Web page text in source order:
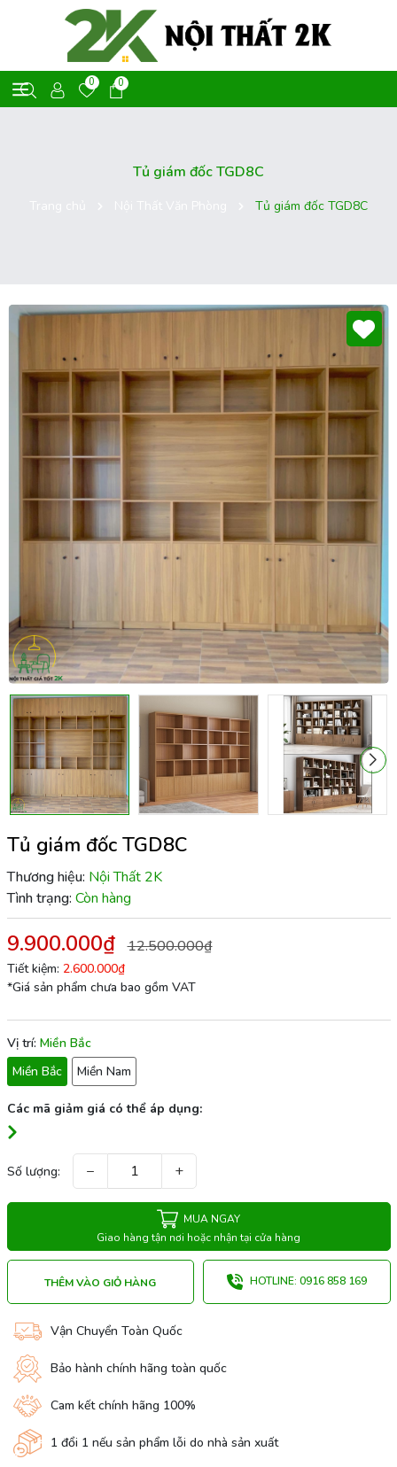
0 0
Tủ giám đốc TGD8C
Tủ giám đốc TGD8C
Tủ giám đốc TGD8C
Thương hiệu: Nội Thất 2K
Tình trạng: Còn hàng
9.900.000₫ 12.500.000₫
Tiết kiệm: 2.600.000₫
*Giá sản phẩm chưa bao gồm VAT
Vị trí: Miền Bắc
Miền Bắc
Miền Nam
Các mã giảm giá có thể áp dụng:
Số lượng: − +
MUA NGAY
Giao hàng tận nơi hoặc nhận tại cửa hàng
THÊM VÀO GIỎ HÀNG HOTLINE: 0916 858 169
Vận Chuyển Toàn Quốc
Bảo hành chính hãng toàn quốc
Cam kết chính hãng 100%
1 đổi 1 nếu sản phẩm lỗi do nhà sản xuất